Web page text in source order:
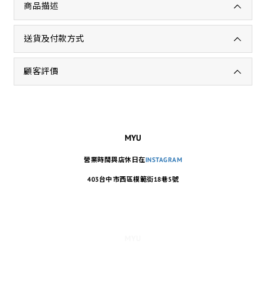
商品描述
送貨及付款方式
顧客評價
MYU
營業時間與店休日在INSTAGRAM
403台中市西區模範街18巷5號